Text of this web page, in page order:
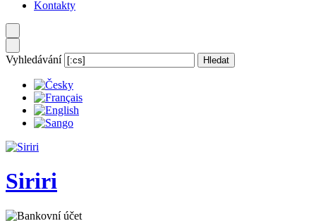
Kontakty
Vyhledávání
Siriri